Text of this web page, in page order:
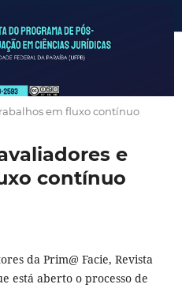
em fluxo contínuo
e
contínuo
da Prim@ Facie, Revista
está aberto o processo de